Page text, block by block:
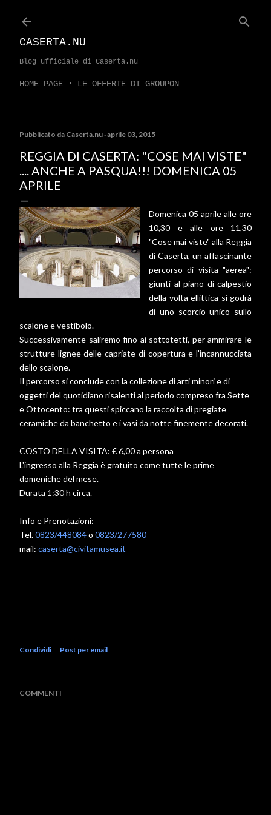
CASERTA.NU
Blog ufficiale di Caserta.nu
HOME PAGE LE OFFERTE DI GROUPON
Pubblicato da Caserta.nu aprile 03, 2015
REGGIA DI CASERTA: "COSE MAI VISTE"
.... ANCHE A PASQUA!!! DOMENICA 05
APRILE
Domenica 05 aprile alle ore
10,30 e alle ore 11,30
"Cose mai viste" alla Reggia
di Caserta, un affascinante
percorso di visita "aerea":
giunti al piano di calpestio
della volta ellittica si godrà
di uno scorcio unico sullo
scalone e vestibolo.
Successivamente saliremo fino ai sottotetti, per ammirare le
strutture lignee delle capriate di copertura e l'incannucciata
dello scalone.
Il percorso si conclude con la collezione di arti minori e di
oggetti del quotidiano risalenti al periodo compreso fra Sette
e Ottocento: tra questi spiccano la raccolta di pregiate
ceramiche da banchetto e i vasi da notte finemente decorati.
COSTO DELLA VISITA: € 6,00 a persona
L'ingresso alla Reggia è gratuito come tutte le prime
domeniche del mese.
Durata 1:30 h circa.
Info e Prenotazioni:
Tel.0823/448084o 0823/277580
mail: caserta@civitamusea.it
Condividi Post per email
COMMENTI